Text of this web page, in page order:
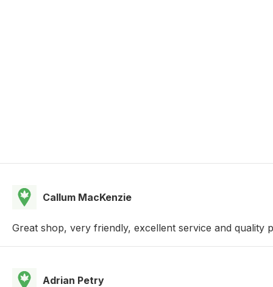
Callum MacKenzie
Great shop, very friendly, excellent service and quality
Adrian Petry